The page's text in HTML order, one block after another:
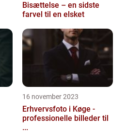
Bisættelse – en sidste
farvel til en elsket
16 november 2023
Erhvervsfoto i Køge -
professionelle billeder til
...